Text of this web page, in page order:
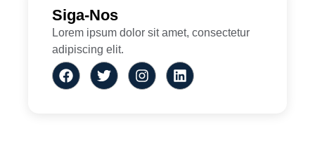
Siga-Nos
Lorem ipsum dolor sit amet, consectetur
adipiscing elit.